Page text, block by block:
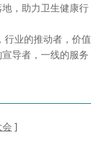
，助力卫生健康行
业的推动者，价值
导者，一线的服务
]